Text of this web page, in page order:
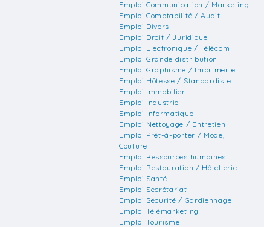
Emploi Communication / Marketing
Emploi Comptabilité / Audit
Emploi Divers
Emploi Droit / Juridique
Emploi Electronique / Télécom
Emploi Grande distribution
Emploi Graphisme / Imprimerie
Emploi Hôtesse / Standardiste
Emploi Immobilier
Emploi Industrie
Emploi Informatique
Emploi Nettoyage / Entretien
Emploi Prêt-à-porter / Mode,
Couture
Emploi Ressources humaines
Emploi Restauration / Hôtellerie
Emploi Santé
Emploi Secrétariat
Emploi Sécurité / Gardiennage
Emploi Télémarketing
Emploi Tourisme